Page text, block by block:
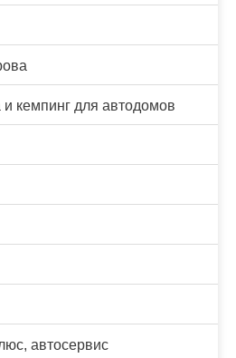
кемпинг для автодомов
автосервис